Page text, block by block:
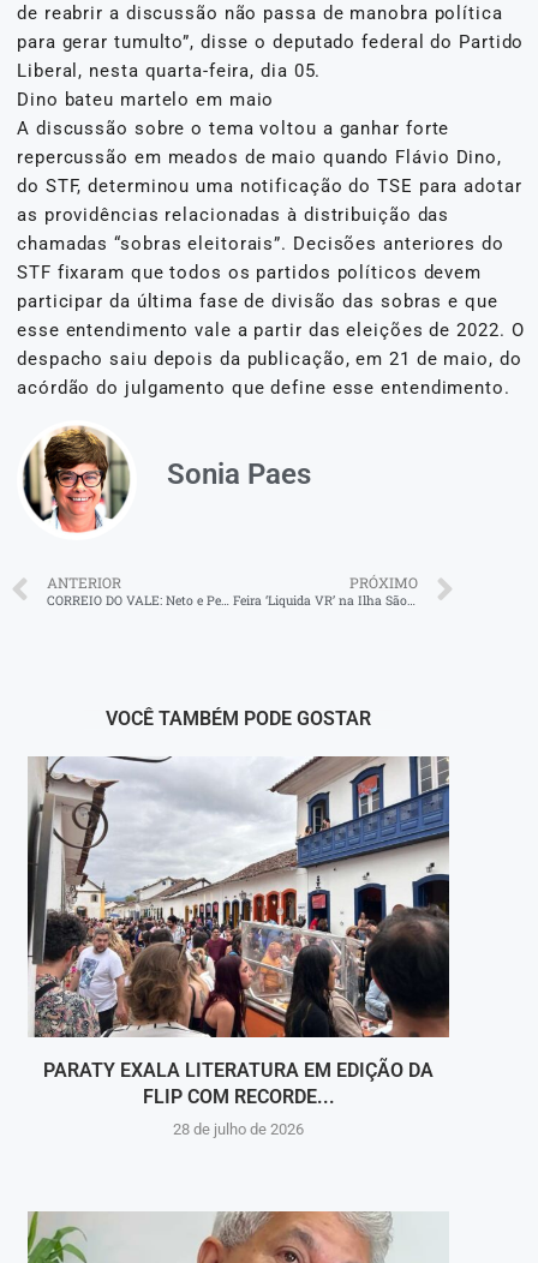
de reabrir a discussão não passa de manobra política
para gerar tumulto”, disse o deputado federal do Partido
Liberal, nesta quarta-feira, dia 05.
Dino bateu martelo em maio
A discussão sobre o tema voltou a ganhar forte
repercussão em meados de maio quando Flávio Dino,
do STF, determinou uma notificação do TSE para adotar
as providências relacionadas à distribuição das
chamadas “sobras eleitorais”. Decisões anteriores do
STF fixaram que todos os partidos políticos devem
participar da última fase de divisão das sobras e que
esse entendimento vale a partir das eleições de 2022. O
despacho saiu depois da publicação, em 21 de maio, do
acórdão do julgamento que define esse entendimento.
Sonia Paes
ANTERIOR
CORREIO DO VALE: Neto e Pezão acenam apoio a Rodrigo Bacellar no Rio
PRÓXIMO
Feira ‘Liquida VR’ na Ilha São João vai até domingo
VOCÊ TAMBÉM PODE GOSTAR
PARATY EXALA LITERATURA EM EDIÇÃO DA
FLIP COM RECORDE...
28 de julho de 2026